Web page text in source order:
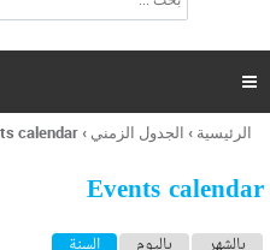
ت
ر
ل
ح
ب

أنت
هنا
الرئيسية › الجدول الزمني ›
calendar
Events calendar